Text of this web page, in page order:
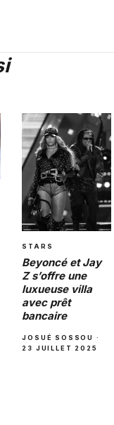
STARS
Beyoncé et Jay
Z s’offre une
luxueuse villa
avec prêt
bancaire
JOSUÉ SOSSOU ·
23 JUILLET 2025